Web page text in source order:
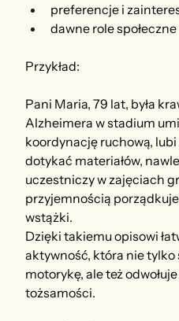
preferencje i
dawne role
Przykład:
Pani Maria, 79 lat, była
Alzheimera w stadium
koordynację ruchową,
dotykać materiałów,
uczestniczy w zajęciach
przyjemnością
wstążki.
Dzięki takiemu opisowi
aktywność, która nie
motorykę, ale też
tożsamości.